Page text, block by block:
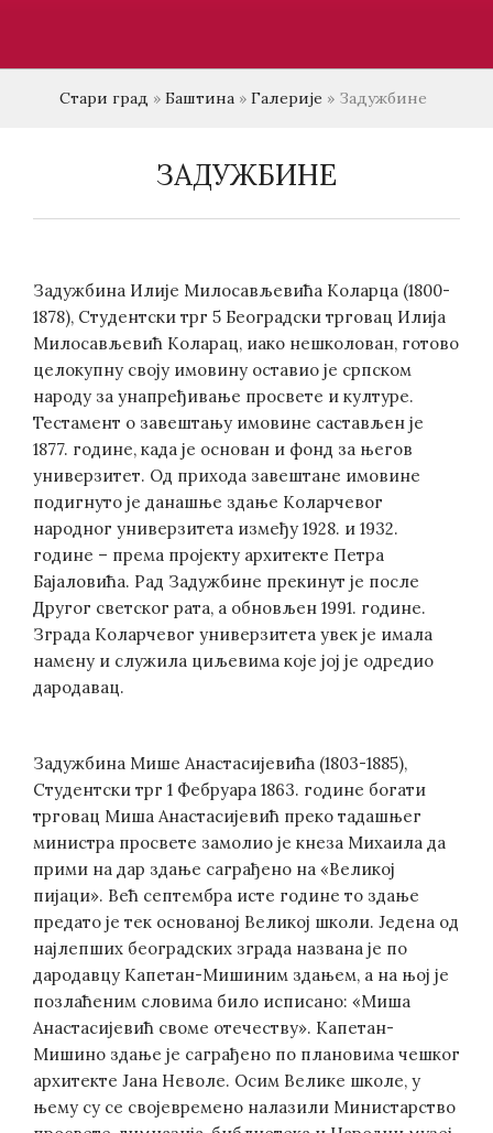
Стари град » Баштина » Галерије » Задужбине
ЗАДУЖБИНЕ
Задужбина Илије Милосављевића Коларца (1800-
1878), Студентски трг 5 Београдски трговац Илија
Милосављевић Коларац, иако нешколован, готово
целокупну своју имовину оставио је српском
народу за унапређивање просвете и културе.
Тестамент о завештању имовине састављен је
1877. године, када је основан и фонд за његов
универзитет. Од прихода завештане имовине
подигнуто је данашње здање Коларчевог
народног универзитета између 1928. и 1932.
године – према пројекту архитекте Петра
Бајаловића. Рад Задужбине прекинут је после
Другог светског рата, а обновљен 1991. године.
Зграда Коларчевог универзитета увек је имала
намену и служила циљевима које јој је одредио
дародавац.
Задужбина Мише Анастасијевића (1803-1885),
Студентски трг 1 Фебруара 1863. године богати
трговац Миша Анастасијевић преко тадашњег
министра просвете замолио је кнеза Михаила да
прими на дар здање саграђено на «Великој
пијаци». Већ септембра исте године то здање
предато је тек основаној Великој школи. Једена од
најлепших београдских зграда названа је по
дародавцу Капетан-Мишиним здањем, а на њој је
позлаћеним словима било исписано: «Миша
Анастасијевић своме отечеству». Капетан-
Мишино здање је саграђено по плановима чешког
архитекте Јана Неволе. Осим Велике школе, у
њему су се својевремено налазили Министарство